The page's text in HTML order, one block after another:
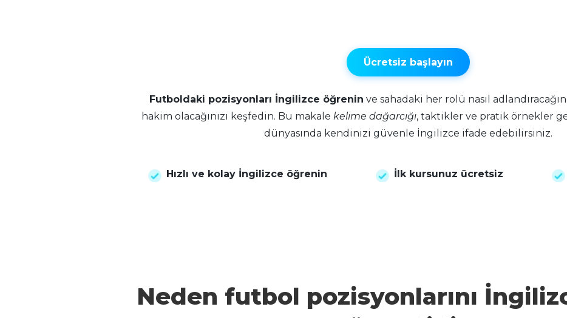
Ücretsiz başlayın
Futboldaki pozisyonları İngilizce öğrenin ve sahadaki her rolü nasıl
hakim olacağınızı keşfedin. Bu makale kelime dağarcığı, taktikler ve pratik örnekler
dünyasında kendinizi güvenle İngilizce ifade edebilirsiniz.
Hızlı ve kolay İngilizce öğrenin İlk kursunuz ücretsiz
Neden futbol pozisyonlarını